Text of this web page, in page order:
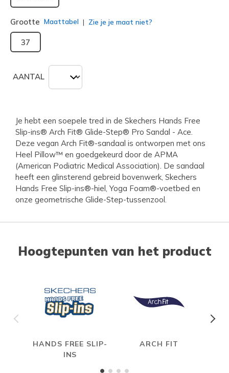
Grootte Maattabel Zie je je maat niet?
37
AANTAL
Je hebt een soepele tred in de Skechers Hands Free
Slip-ins® Arch Fit® Glide-Step® Pro Sandal - Ace.
Deze vegan Arch Fit®-sandaal is ontworpen met ons
Heel Pillow™ en goedgekeurd door de APMA
(American Podiatric Medical Association). De sandaal
heeft een glinsterend gebreid bovenwerk, Skechers
Hands Free Slip-ins®-hiel, Yoga Foam®-voetbed en
onze geometrische Glide-Step-tussenzool.
Hoogtepunten van het product
HANDS FREE SLIP-
INS
ARCH FIT